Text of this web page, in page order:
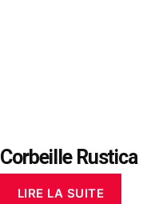
Corbeille Rustica
LIRE LA SUITE